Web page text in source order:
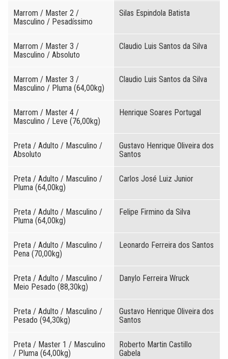
Marrom / Master 2 /
Masculino / Pesadíssimo
Silas Espindola Batista
Marrom / Master 3 /
Masculino / Absoluto
Claudio Luis Santos da Silva
Marrom / Master 3 /
Masculino / Pluma (64,00kg)
Claudio Luis Santos da Silva
Marrom / Master 4 /
Masculino / Leve (76,00kg)
Henrique Soares Portugal
Preta / Adulto / Masculino /
Absoluto
Gustavo Henrique Oliveira dos
Santos
Preta / Adulto / Masculino /
Pluma (64,00kg)
Carlos José Luiz Junior
Preta / Adulto / Masculino /
Pluma (64,00kg)
Felipe Firmino da Silva
Preta / Adulto / Masculino /
Pena (70,00kg)
Leonardo Ferreira dos Santos
Preta / Adulto / Masculino /
Meio Pesado (88,30kg)
Danylo Ferreira Wruck
Preta / Adulto / Masculino /
Pesado (94,30kg)
Gustavo Henrique Oliveira dos
Santos
Preta / Master 1 / Masculino
/ Pluma (64,00kg)
Roberto Martin Castillo
Gabela